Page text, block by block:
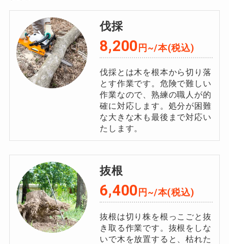
伐採
8,200円~/本(税込)
伐採とは木を根本から切り落
とす作業です。危険で難しい
作業なので、熟練の職人が的
確に対応します。処分が困難
な大きな木も最後まで対応い
たします。
抜根
6,400円~/本(税込)
抜根は切り株を根っこごと抜
き取る作業です。抜根をしな
いで木を放置すると、枯れた